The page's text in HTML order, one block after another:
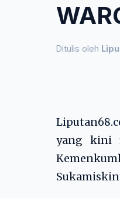
Ditulis oleh
yang kini